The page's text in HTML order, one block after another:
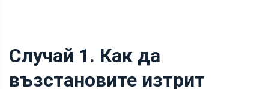
Случай 1. Как да
възстановите изтрит